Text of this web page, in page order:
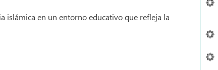
islámica en un entorno educativo que refleja la